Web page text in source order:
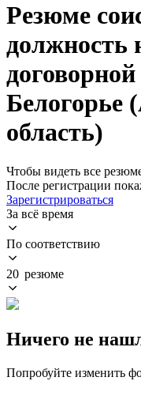
Резюме
должность
Белогорье
область)
Чтобы видеть все
После регистрации
Зарегистрироваться
За всё время
По соответствию
20 резюме
Ничего не
Попробуйте изменить